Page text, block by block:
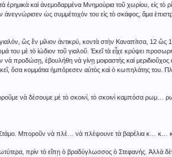
καὶ ἀνεμοδαρμένα Μνημούρια τοῦ χωρίου, εἰς τὸ
ἀνεγνώρισεν ὡς συμμέτοχόν του εἰς τὸ σκάφος, ἅμα
ὣς ἓν μίλιον ἀντικρύ, κοντὰ στὴν Καναπίτσα, 12 ὣς
του μὲ τὸ ἰώδιον τοῦ γιαλοῦ. Ἐκεῖ τὰ εἶχε κρύψει
προδώσῃ, ἐβουλήθη νὰ γίνῃ μοιραστὴς καὶ μεριδιοῦχος
ὅσα κομμάτια ἠμπόρεσεν αὐτὸς καὶ ὁ κωπηλάτης του.
νὰ δέσουμε μὲ τὸ σκοινί, τὸ σκοινὶ καμπόσα ρωμ…
Μποροῦν νὰ πλέ… νὰ πλέψουνε τὰ βαρέλια κ… κ…
πρὶν τὸ εἴπῃ ὁ βραδύγλωσσος ὁ Στεφανής. Ἀλλὰ